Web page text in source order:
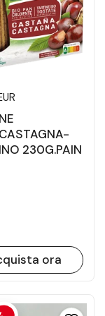
listino
230G.PAIN
ora